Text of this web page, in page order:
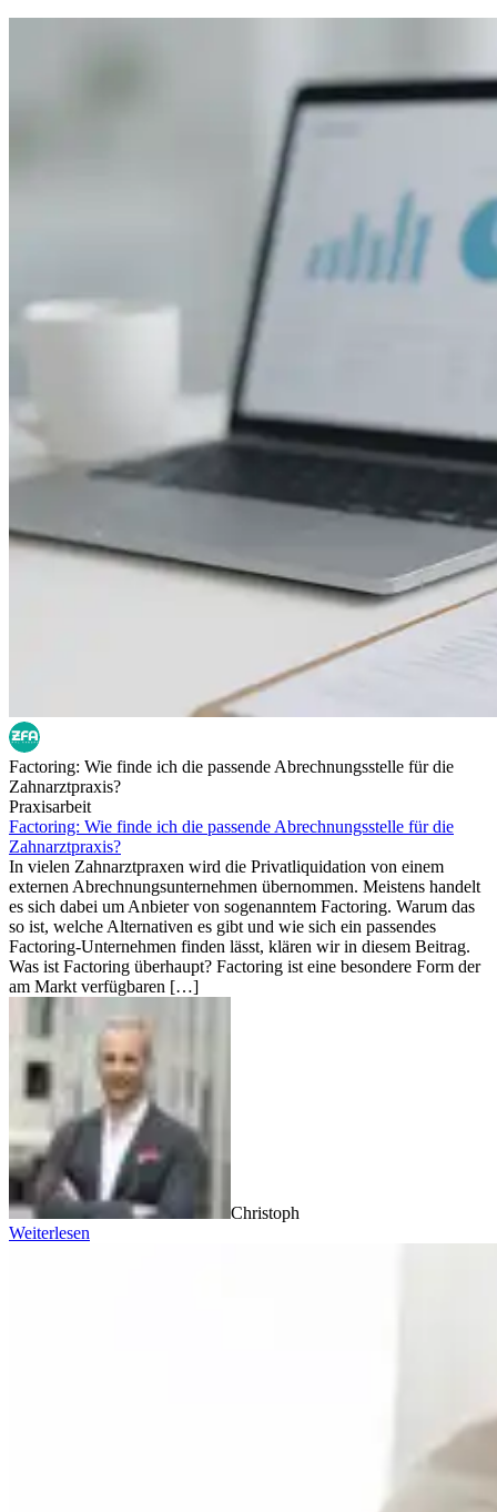
Factoring: Wie finde ich die passende Abrechnungsstelle für die
Zahnarztpraxis?
Praxisarbeit
Factoring: Wie finde ich die passende Abrechnungsstelle für die
Zahnarztpraxis?
In vielen Zahnarztpraxen wird die Privatliquidation von einem
externen Abrechnungsunternehmen übernommen. Meistens handelt
es sich dabei um Anbieter von sogenanntem Factoring. Warum das
so ist, welche Alternativen es gibt und wie sich ein passendes
Factoring-Unternehmen finden lässt, klären wir in diesem Beitrag.
Was ist Factoring überhaupt? Factoring ist eine besondere Form der
am Markt verfügbaren […]
Christoph
Weiterlesen